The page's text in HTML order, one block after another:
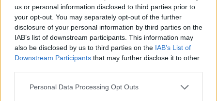
us or personal information disclosed to third parties prior to
your opt-out. You may separately opt-out of the further
disclosure of your personal information by third parties on the
IAB’s list of downstream participants. This information may
also be disclosed by us to third parties on the IAB’s List of
Downstream Participants that may further disclose it to other
Personal Data Processing Opt Outs
Ti lascio alla ricetta completa!